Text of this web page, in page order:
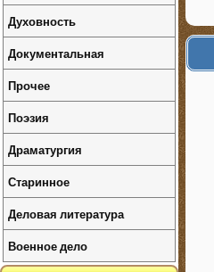
Духовность
Документальная
Прочее
Поэзия
Драматургия
Старинное
Деловая литература
Военное дело